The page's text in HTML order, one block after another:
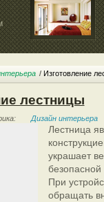
Изготовление
лестницы
Дизайн интерьера
Лестница
украшает
При
обращать